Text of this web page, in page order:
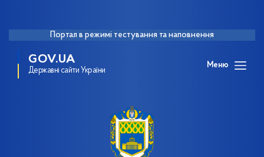
Портал в режимі тестування та наповнення
GOV.UA
Державні сайти України
Меню